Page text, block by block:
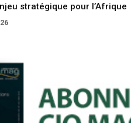
stratégique pour l’Afrique